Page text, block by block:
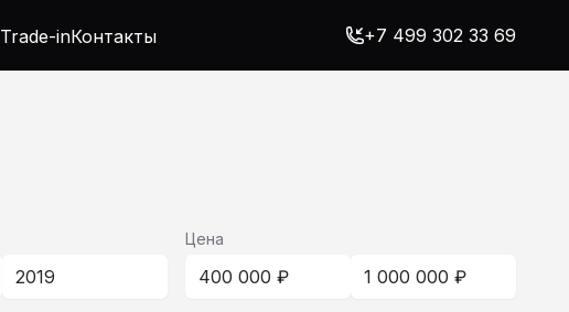
Trade-inКонтакты +7 499 302 33 69
2019
Цена
400 000 ₽ 1 000 000 ₽